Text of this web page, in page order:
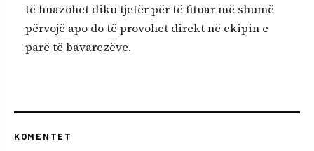
të huazohet diku tjetër për të fituar më shumë
përvojë apo do të provohet direkt në ekipin e
parë të bavarezëve.
KOMENTET